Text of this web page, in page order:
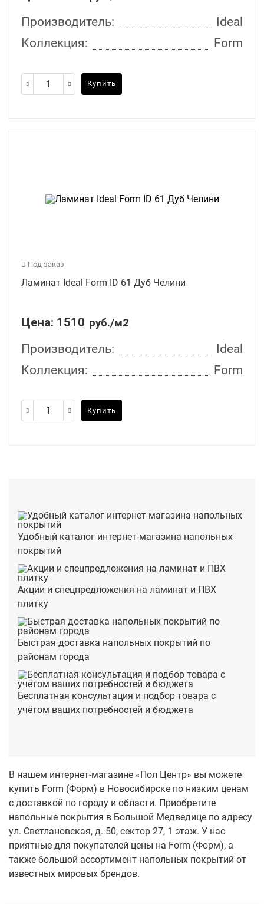
Производитель:
Ideal
Коллекция:
Form
Купить
Под заказ
Ламинат Ideal Form ID 61 Дуб Челини
Цена: 1510 руб./м2
Производитель:
Ideal
Коллекция:
Form
Купить
Удобный каталог интернет-магазина напольных
покрытий
Акции и спецпредложения на ламинат и ПВХ
плитку
Быстрая доставка напольных покрытий по
районам города
Бесплатная консультация и подбор товара с
учётом ваших потребностей и бюджета
В нашем интернет-магазине «Пол Центр» вы можете
купить Form (Форм) в Новосибирске по низким ценам
с доставкой по городу и области. Приобретите
напольные покрытия в Большой Медведице по адресу
ул. Светлановская, д. 50, сектор 27, 1 этаж. У нас
приятные для покупателей цены на Form (Форм), а
также большой ассортимент напольных покрытий от
известных мировых брендов.